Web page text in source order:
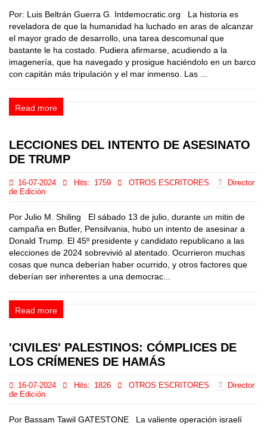
Por: Luis Beltrán Guerra G. Intdemocratic.org La historia es
reveladora de que la humanidad ha luchado en aras de alcanzar
el mayor grado de desarrollo, una tarea descomunal que
bastante le ha costado. Pudiera afirmarse, acudiendo a la
imagenería, que ha navegado y prosigue haciéndolo en un barco
con capitán más tripulación y el mar inmenso. Las ...
Read more
LECCIONES DEL INTENTO DE ASESINATO
DE TRUMP
16-07-2024 Hits: 1759 OTROS ESCRITORES
Director
de Edición
Por Julio M. Shiling El sábado 13 de julio, durante un mitin de
campaña en Butler, Pensilvania, hubo un intento de asesinar a
Donald Trump. El 45º presidente y candidato republicano a las
elecciones de 2024 sobrevivió al atentado. Ocurrieron muchas
cosas que nunca deberían haber ocurrido, y otros factores que
deberían ser inherentes a una democrac...
Read more
'CIVILES' PALESTINOS: CÓMPLICES DE
LOS CRÍMENES DE HAMÁS
16-07-2024 Hits: 1826 OTROS ESCRITORES
Director
de Edición
Por Bassam Tawil GATESTONE La valiente operación israelí